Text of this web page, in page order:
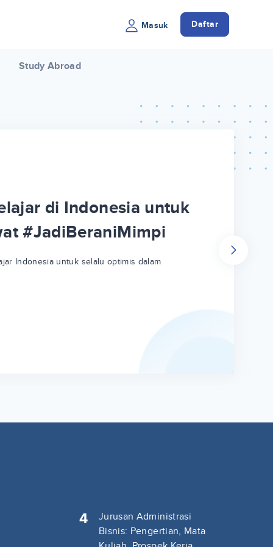
Masuk Daftar
Study Abroad
di Indonesia untuk
#JadiBeraniMimpi
Indonesia untuk selalu optimis dalam
4
Jurusan Administrasi
Bisnis: Pengertian, Mata